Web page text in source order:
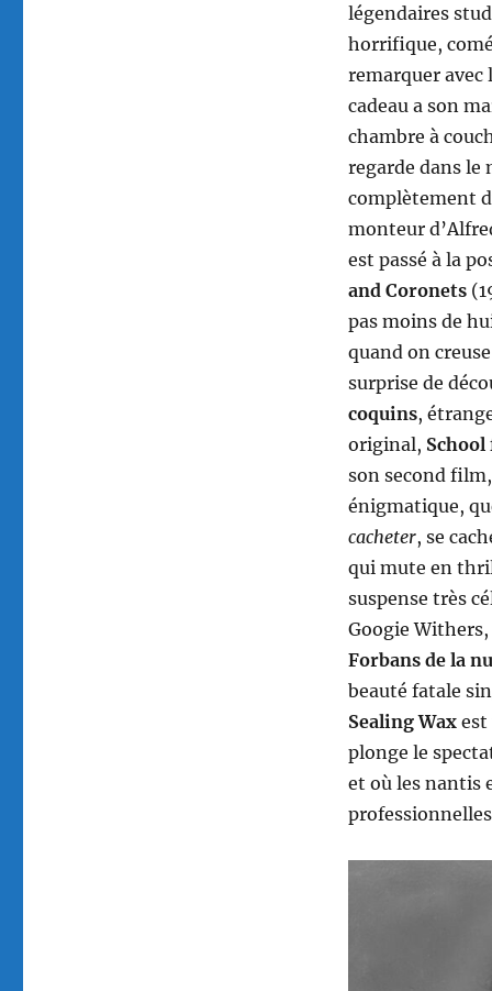
légendaires
horrifique,
remarquer
cadeau a son
chambre à
regarde dans le
complètement
monteur
est passé à la
and Coronets
pas moins de
quand on
surprise de
coquins,
original,
son second film,
énigmatique,
cacheter, se
qui mute en
suspense très
Googie Withers,
Forbans de la
beauté fatale
Sealing Waxest
plonge le
et où les nantis